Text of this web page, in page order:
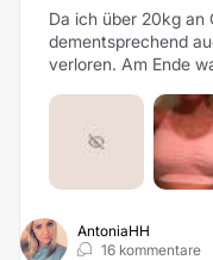
Da ich über 20kg an
dementsprechend
verloren. Am Ende
AntoniaHH
16 kommentare